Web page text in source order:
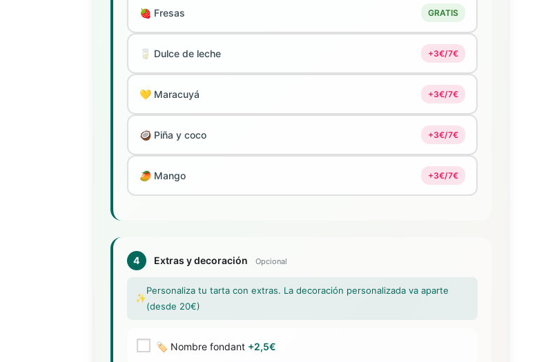
🍓 Fresas GRATIS
🥛 Dulce de leche +3€/7€
💛 Maracuyá +3€/7€
🥥 Piña y coco +3€/7€
🥭 Mango +3€/7€
4 Extras y decoración Opcional
✨
Personaliza tu tarta con extras. La decoración personalizada va aparte
(desde 20€)
🏷️ Nombre fondant +2,5€